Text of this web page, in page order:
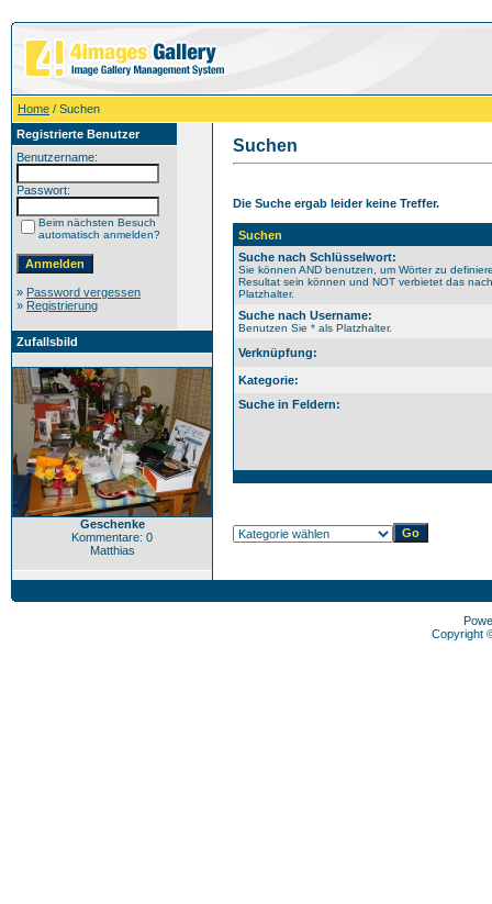
Home / Suchen
Registrierte Benutzer
Benutzername:
Passwort:
Beim nächsten Besuch
automatisch anmelden?
» Password vergessen
» Registrierung
Zufallsbild
Geschenke
Kommentare: 0
Matthias
Suchen
Die Suche ergab leider keine Treffer.
Suchen
Suche nach Schlüsselwort:
Sie können AND benutzen, um Wörter zu
Resultat sein können und NOT verbietet das
Platzhalter.
Suche nach Username:
Benutzen Sie * als Platzhalter.
Verknüpfung:
Kategorie:
Suche in Feldern:
Copyright